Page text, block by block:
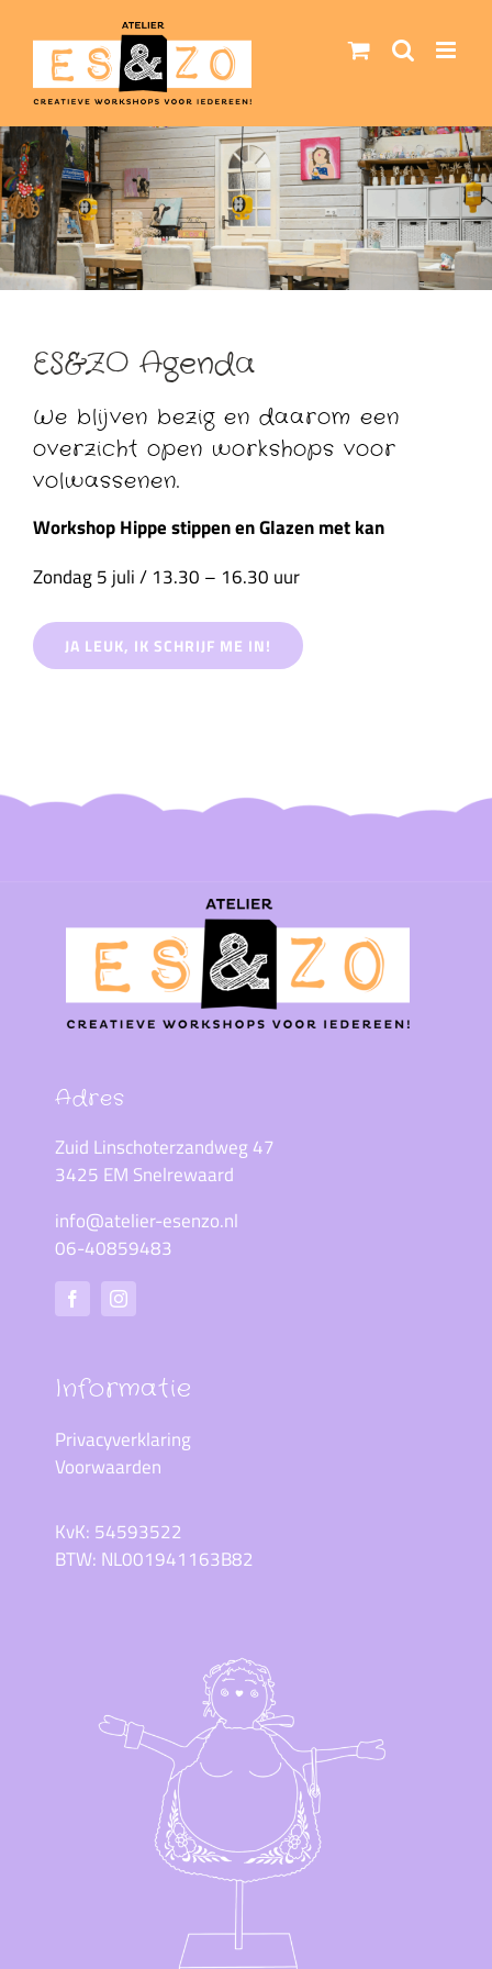
naar
inhoud
ES&ZO Agenda
We blijven bezig en daarom een
overzicht open workshops voor
volwassenen.
Workshop Hippe stippen en Glazen met kan
Zondag 5 juli / 13.30 – 16.30 uur
JA LEUK, IK SCHRIJF ME IN!
Adres
Zuid Linschoterzandweg 47
3425 EM Snelrewaard
info@atelier-esenzo.nl
06-40859483
Informatie
Privacyverklaring
Voorwaarden
KvK: 54593522
BTW: NL001941163B82